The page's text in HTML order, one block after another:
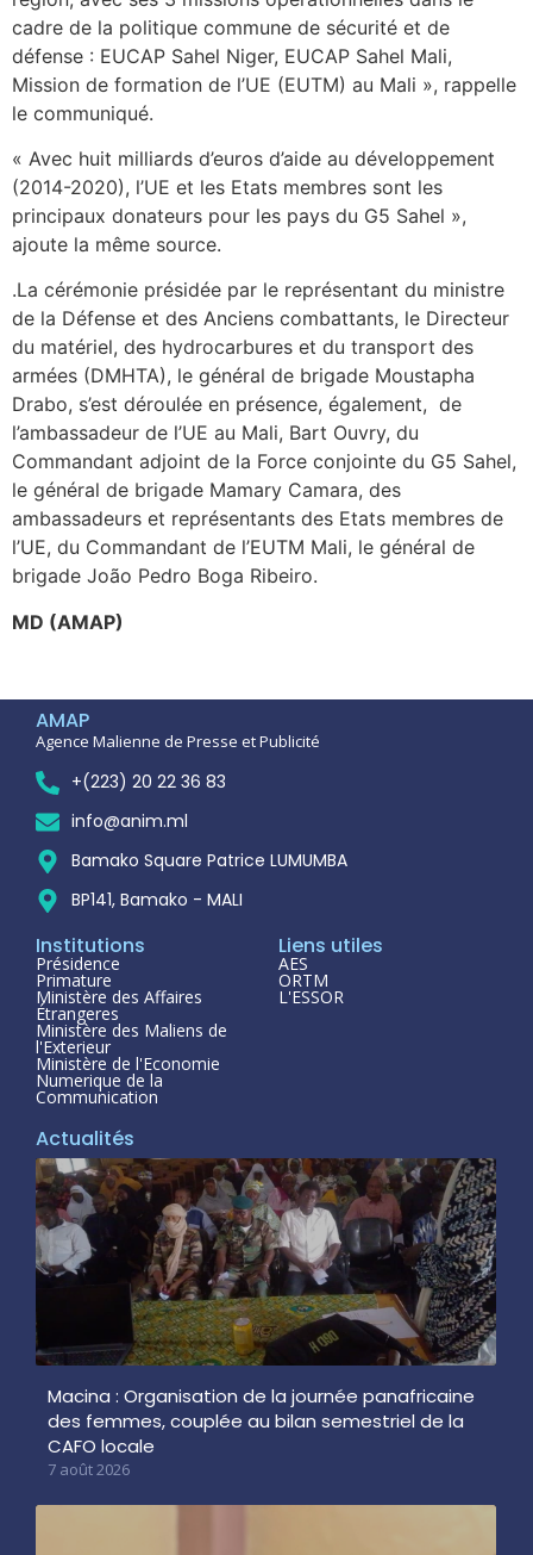
cadre de la politique commune de sécurité et de
défense : EUCAP Sahel Niger, EUCAP Sahel Mali,
Mission de formation de l’UE (EUTM) au Mali », rappelle
le communiqué.
« Avec huit milliards d’euros d’aide au développement
(2014-2020), l’UE et les Etats membres sont les
principaux donateurs pour les pays du G5 Sahel »,
ajoute la même source.
.La cérémonie présidée par le représentant du ministre
de la Défense et des Anciens combattants, le Directeur
du matériel, des hydrocarbures et du transport des
armées (DMHTA), le général de brigade Moustapha
Drabo, s’est déroulée en présence, également, de
l’ambassadeur de l’UE au Mali, Bart Ouvry, du
Commandant adjoint de la Force conjointe du G5 Sahel,
le général de brigade Mamary Camara, des
ambassadeurs et représentants des Etats membres de
l’UE, du Commandant de l’EUTM Mali, le général de
brigade João Pedro Boga Ribeiro.
MD (AMAP)
AMAP
Agence Malienne de Presse et Publicité
+(223) 20 22 36 83
info@anim.ml
Bamako Square Patrice LUMUMBA
BP141, Bamako - MALI
Institutions
Présidence
Primature
Ministère des Affaires
Étrangeres
Ministère des Maliens de
l'Exterieur
Ministère de l'Economie
Numerique de la
Communication
Liens utiles
AES
ORTM
L'ESSOR
Actualités
Macina : Organisation de la journée panafricaine
des femmes, couplée au bilan semestriel de la
CAFO locale
7 août 2026